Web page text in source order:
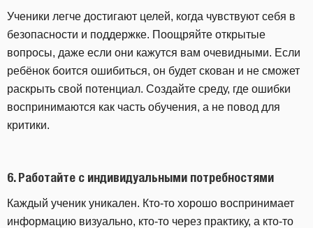
Ученики легче достигают целей, когда чувствуют себя в
безопасности и поддержке. Поощряйте открытые
вопросы, даже если они кажутся вам очевидными. Если
ребёнок боится ошибиться, он будет скован и не сможет
раскрыть свой потенциал. Создайте среду, где ошибки
воспринимаются как часть обучения, а не повод для
критики.
6.Работайте с индивидуальными потребностями
Каждый ученик уникален. Кто-то хорошо воспринимает
информацию визуально, кто-то через практику, а кто-то